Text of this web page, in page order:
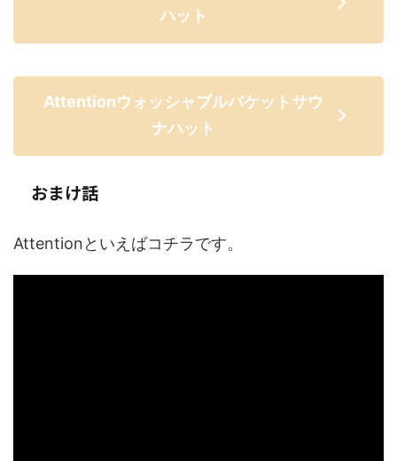
ハット
Attentionウォッシャブルバケットサウ
ナハット
おまけ話
Attentionといえばコチラです。